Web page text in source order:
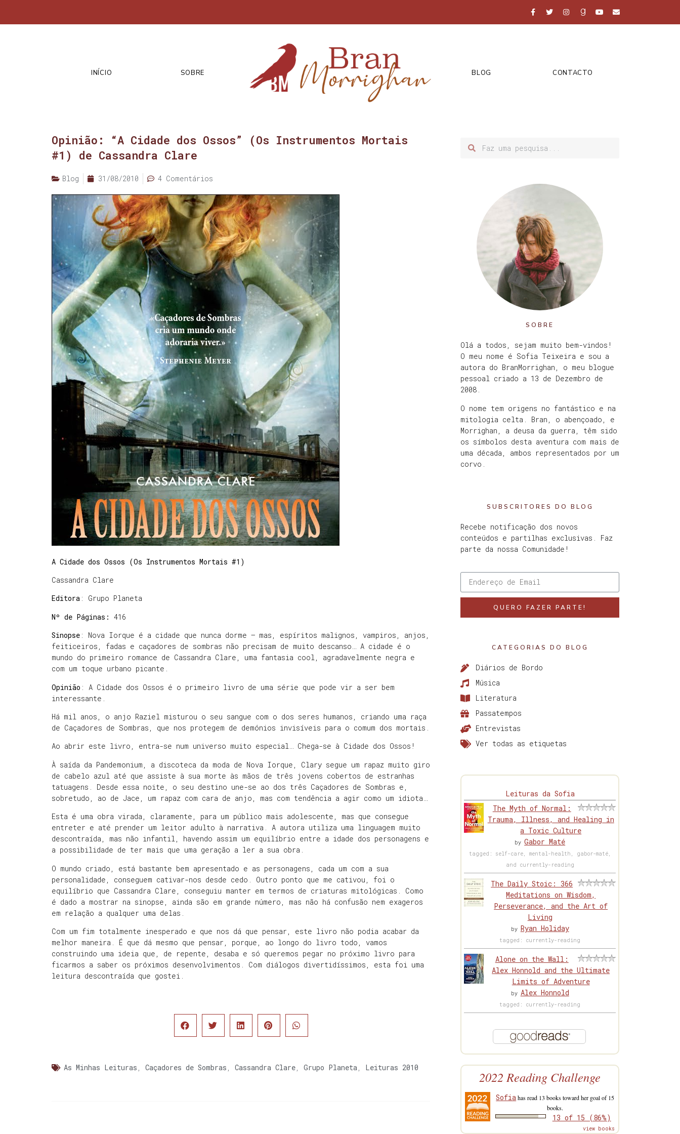
INÍCIO SOBRE BLOG CONTACTO
Opinião: “A Cidade dos Ossos” (Os Instrumentos Mortais
#1) de Cassandra Clare
Blog 31/08/2010 4 Comentários
A Cidade dos Ossos (Os Instrumentos Mortais #1)
Cassandra Clare
Editora : Grupo Planeta
Nº de Páginas: 416
Sinopse : Nova Iorque é a cidade que nunca dorme — mas, espíritos malignos, vampiros, anjos,
feiticeiros, fadas e caçadores de sombras não precisam de muito descanso… A cidade é o
mundo do primeiro romance de Cassandra Clare, uma fantasia cool, agradavelmente negra e
com um toque urbano picante.
Opinião : A Cidade dos Ossos é o primeiro livro de uma série que pode vir a ser bem
interessante.
Há mil anos, o anjo Raziel misturou o seu sangue com o dos seres humanos, criando uma raça
de Caçadores de Sombras, que nos protegem de demónios invisíveis para o comum dos mortais.
Ao abrir este livro, entra-se num universo muito especial… Chega-se à Cidade dos Ossos!
À saída da Pandemonium , a discoteca da moda de Nova Iorque, Clary segue um rapaz muito giro
de cabelo azul até que assiste à sua morte às mãos de três jovens cobertos de estranhas
tatuagens. Desde essa noite, o seu destino une-se ao dos três Caçadores de Sombras e,
sobretudo, ao de Jace , um rapaz com cara de anjo, mas com tendência a agir como um idiota…
Esta é uma obra virada, claramente, para um público mais adolescente, mas que consegue
entreter e até prender um leitor adulto à narrativa. A autora utiliza uma linguagem muito
descontraída, mas não infantil, havendo assim um equilíbrio entre a idade dos personagens e
a possibilidade de ter mais que uma geração a ler a sua obra.
O mundo criado, está bastante bem apresentado e as personagens, cada um com a sua
personalidade , conseguem cativar-nos desde cedo. Outro ponto que me cativou, foi o
equilíbrio que Cassandra Clare , conseguiu manter em termos de criaturas mitológicas. Como
é dado a mostrar na sinopse, ainda são em grande número, mas não há confusão nem exageros
em relação a qualquer uma delas.
Com um fim totalmente inesperado e que nos dá que pensar, este livro não podia acabar da
melhor maneira. É que dá mesmo que pensar, porque, ao longo do livro todo, vamos
construindo uma ideia que, de repente, desaba e só queremos pegar no próximo livro para
ficarmos a saber os próximos desenvolvimentos. Com diálogos divertidíssimos, esta foi uma
leitura descontraída que gostei.
As Minhas Leituras , Caçadores de Sombras , Cassandra Clare, Grupo Planeta, Leituras 2010
SOBRE
Olá a todos, sejam muito bem-vindos!
O meu nome é Sofia Teixeira e sou a
autora do BranMorrighan, o meu blogue
pessoal criado a 13 de Dezembro de
2008.
O nome tem origens no fantástico e na
mitologia celta. Bran, o abençoado, e
Morrighan, a deusa da guerra, têm sido
os símbolos desta aventura com mais de
uma década, ambos representados por um
corvo.
SUBSCRITORES DO BLOG
Recebe notificação dos novos
conteúdos e partilhas exclusivas. Faz
parte da nossa Comunidade!
QUERO FAZER PARTE!
CATEGORIAS DO BLOG
Diários de Bordo
Música
Literatura
Passatempos
Entrevistas
Ver todas as etiquetas
Leituras da Sofia
The Myth of Normal:
Trauma, Illness, and Healing in
a Toxic Culture
byGabor Maté
tagged: self-care, mental-health, gabor-maté,
and currently-reading
The Daily Stoic: 366
Meditations on Wisdom,
Perseverance, and the Art of
Living
by Ryan Holiday
tagged: currently-reading
Alone on the Wall:
Alex Honnold and the Ultimate
Limits of Adventure
by Alex Honnold
tagged: currently-reading
2022 Reading Challenge
Sofiahas read 13 books toward her goal of 15
books.
13 of 15 (86%)
view books